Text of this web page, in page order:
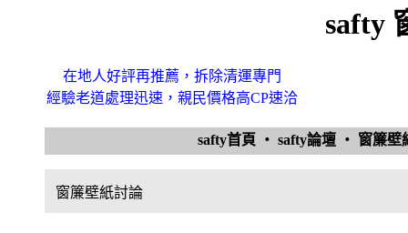
safty
在地人好評再推薦，拆除清運專門
經驗老道處理迅速，親民價格高CP速洽
safty首頁 ‧ safty論壇 ‧ 窗簾
窗簾壁紙討論